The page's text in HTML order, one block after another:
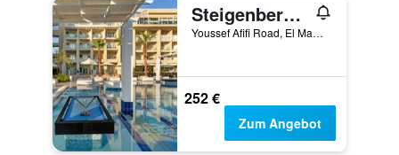
Steigenberger Pure Lifestyle (Adults Only)
Youssef Afifi Road, El Mamsha El Seyahi, Hurghada, Ägypten
252 €
Zum Angebot